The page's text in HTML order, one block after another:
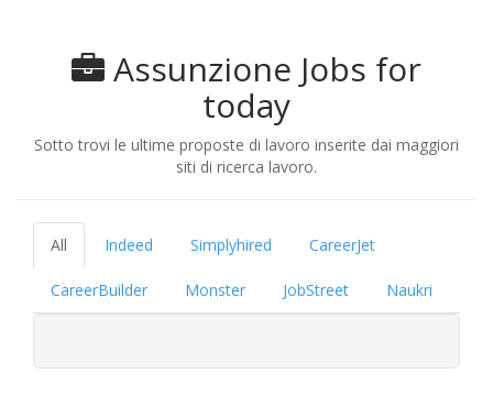
Assunzione Jobs for
today
Sotto trovi le ultime proposte di lavoro inserite dai maggiori
siti di ricerca lavoro.
All Indeed Simplyhired CareerJet
CareerBuilder Monster JobStreet Naukri